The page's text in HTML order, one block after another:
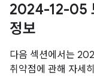
2024-12-05
정보
다음 섹션에서는
취약점에 관해 자세